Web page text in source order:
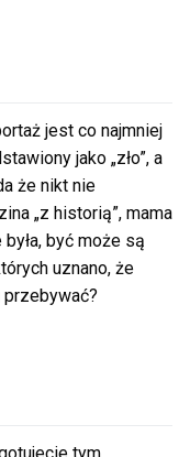
jest co najmniej
jako „zło”, a
że nikt nie
„z historią”, mama
być może są
uznano, że